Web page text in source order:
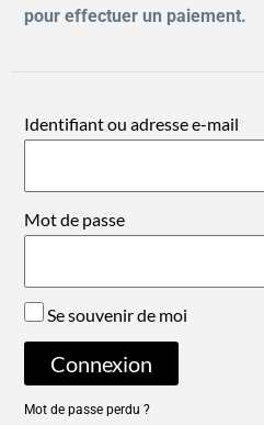
pour effectuer un paiement.
Identifiant ou adresse e-mail
Mot de passe
Se souvenir de moi
Connexion
Mot de passe perdu ?